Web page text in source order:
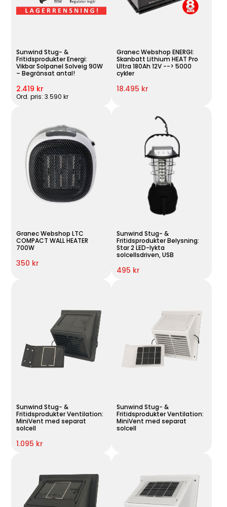
Sunwind Stug- &
Fritidsprodukter Energi:
Vikbar Solpanel Solveig 90W
– Begränsat antal!
2.419 kr
Ord. pris: 3.590 kr
Granec Webshop ENERGI:
Skanbatt Lithium HEAT Pro
Ultra 180Ah 12V --> 5000
cykler
18.495 kr
Granec Webshop LTC
COMPACT WALL HEATER
700W
350 kr
Sunwind Stug- &
Fritidsprodukter Belysning:
Star 2 LED-lykta
solcellsdriven, USB
495 kr
Sunwind Stug- &
Fritidsprodukter Ventilation:
MiniVent med separat
solcell
1.095 kr
Sunwind Stug- &
Fritidsprodukter Ventilation:
MiniVent med separat
solcell